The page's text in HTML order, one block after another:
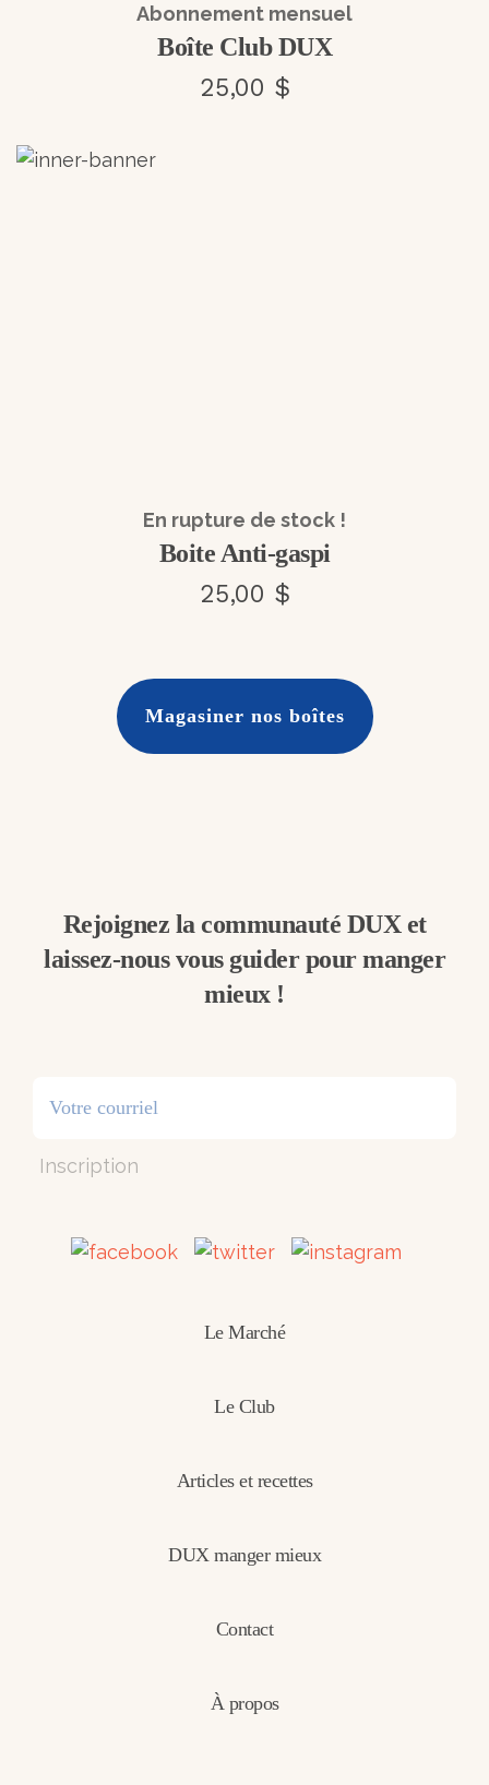
Abonnement mensuel
Boîte Club DUX
25,00 $
En rupture de stock !
Boite Anti-gaspi
25,00 $
Magasiner nos boîtes
Rejoignez la communauté DUX et
laissez-nous vous guider pour manger
mieux !
Inscription
Le Marché
Le Club
Articles et recettes
DUX manger mieux
Contact
À propos